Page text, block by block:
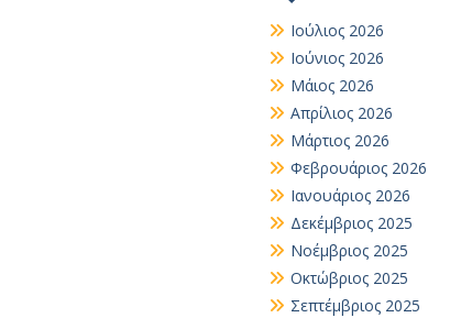
Ιούλιος 2026
Ιούνιος 2026
Μάιος 2026
Απρίλιος 2026
Μάρτιος 2026
Φεβρουάριος 2026
Ιανουάριος 2026
Δεκέμβριος 2025
Νοέμβριος 2025
Οκτώβριος 2025
Σεπτέμβριος 2025